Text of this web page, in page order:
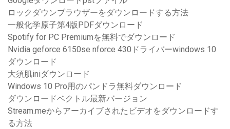
ロックダウンブラウザーをダウンロードする方法
一般化学原子第4版PDFダウンロード
Spotify for PC Premiumを無料でダウンロード
Nvidia geforce 6150se nforce 430ドライバーwindows 10
ダウンロード
大須肌iniダウンロード
Windows 10 Pro用のパンドラ無料ダウンロード
ダウンロードベクトル最新バージョン
Stream.meからアーカイブされたビデオをダウンロードす
る方法